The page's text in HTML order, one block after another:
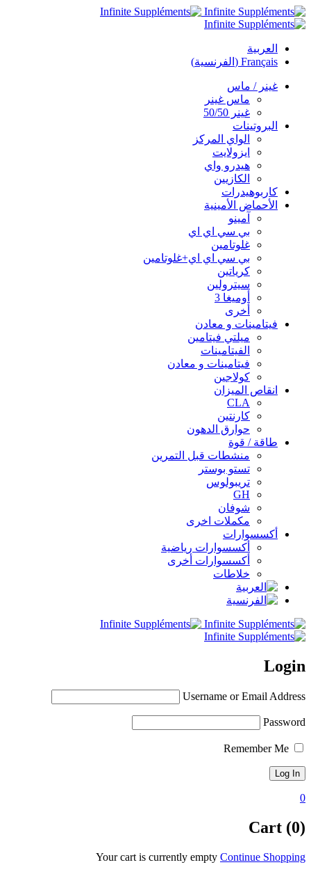
العربية
Français
( الفرنسية)
غينر / ماس
ماس غينر
غينر 50/50
البروتينات
الواي المركز
ايزولايت
هيدرو واي
الكازيين
كاربوهيدرات
الأحماض الأمينية
آمينو
بي سي اي اي
غلوتامين
بي سي اي اي+غلوتامين
كرياتين
سيترولين
أوميغا 3
أخرى
فيتامينات و معادن
ميلتي فيتامين
الفيتامينات
فيتامينات و معادن
كولاجين
انقاص الميزان
CLA
كارنتين
حوارق الدهون
طاقة / قوة
منشطات قبل التمرين
تستو بوستر
تريبولوس
GH
شوفان
مكملات اخرى
أكسسوارات
أكسسوارات رياضية
أكسسوارات أخرى
خلاطات
Login
Username or Email Address
Password
0
Cart (0)
Your cart is currently empty Continue Shopping